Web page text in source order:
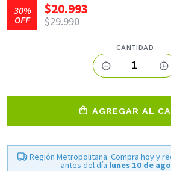
30%
OFF
$20.993
$29.990
CANTIDAD
1
AGREGAR AL
Región Metropolitana: Compra hoy y
antes del día lunes 10 de